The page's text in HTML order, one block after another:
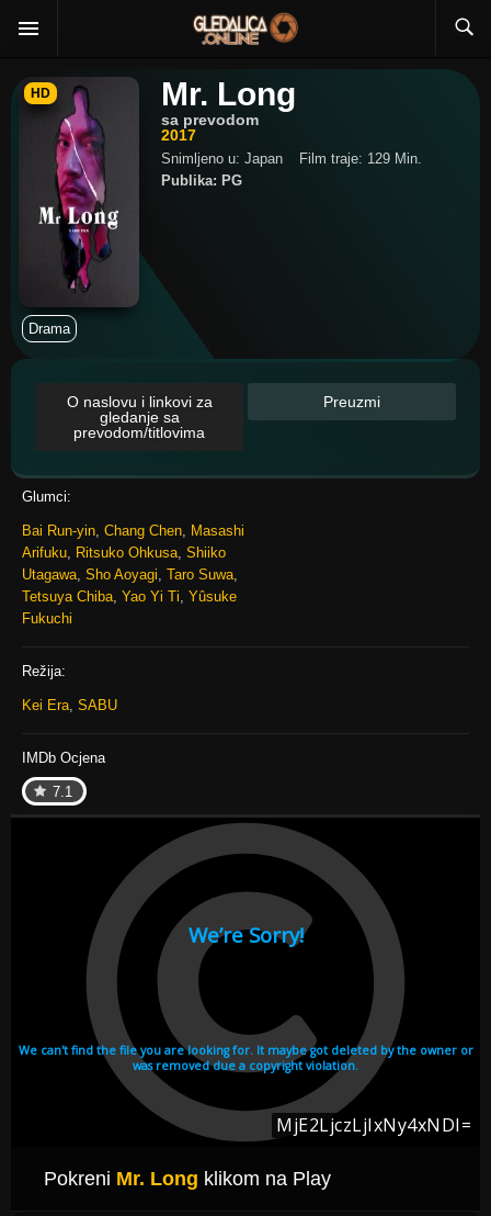
HD Mr. Long
sa prevodom
2017
Snimljeno u: Japan
Film traje: 129 Min.
Publika: PG
Drama
O naslovu i linkovi za
gledanje sa
prevodom/titlovima
Preuzmi
Glumci:
Bai Run-yin, Chang Chen, Masashi
Arifuku, Ritsuko Ohkusa, Shiiko
Utagawa, Sho Aoyagi, Taro Suwa,
Tetsuya Chiba, Yao Yi Ti, Yûsuke
Fukuchi
Režija:
Kei Era, SABU
IMDb Ocjena
7.1
Pokreni Mr. Long klikom na Play